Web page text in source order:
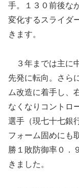
手。１３０前後な
変化するスライダ
きます。
３年までは主に
先発に転向。さら
ム改造に着手し、
なくなりコントロ
選手（現七十七銀
フォーム固めにも
勝１敗防御率０．
きました。